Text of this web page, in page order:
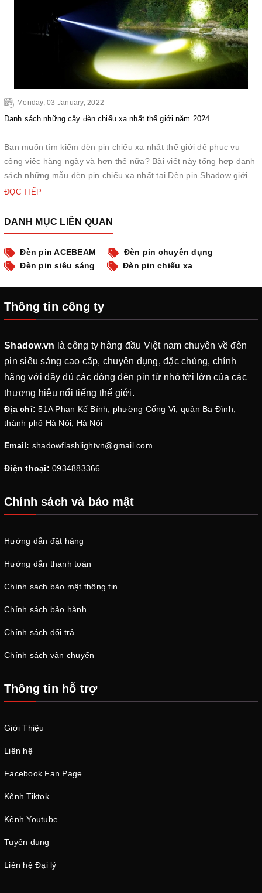
Monday, 03 January, 2022
Danh sách những cây đèn chiếu xa nhất thế giới năm 2024
Bạn muốn tìm kiếm đèn pin chiếu xa nhất thế giới để phục vụ
công việc hàng ngày và hơn thế nữa? Bài viết này tổng hợp danh
sách những mẫu đèn pin chiếu xa nhất tại Đèn pin Shadow giới
thiệu đến các bạn. Các loại đèn pin này có sự đa dạng về mẫu
ĐỌC TIẾP
DANH MỤC LIÊN QUAN
Đèn pin ACEBEAM
Đèn pin chuyên dụng
Đèn pin siêu sáng
Đèn pin chiếu xa
Thông tin công ty
Shadow.vn là công ty hàng đầu Việt nam chuyên về đèn
pin siêu sáng cao cấp, chuyên dụng, đặc chủng, chính
hãng với đầy đủ các dòng đèn pin từ nhỏ tới lớn của các
thương hiệu nổi tiếng thế giới.
Địa chỉ: 51A Phan Kế Bính, phường Cống Vị, quận Ba Đình,
thành phố Hà Nội, Hà Nội
Email: shadowflashlightvn@gmail.com
Điện thoại: 0934883366
Chính sách và bảo mật
Hướng dẫn đặt hàng
Hướng dẫn thanh toán
Chính sách bảo mật thông tin
Chính sách bảo hành
Chính sách đổi trả
Chính sách vận chuyển
Thông tin hỗ trợ
Giới Thiệu
Liên hệ
Facebook Fan Page
Kênh Tiktok
Kênh Youtube
Tuyển dụng
Liên hệ Đại lý